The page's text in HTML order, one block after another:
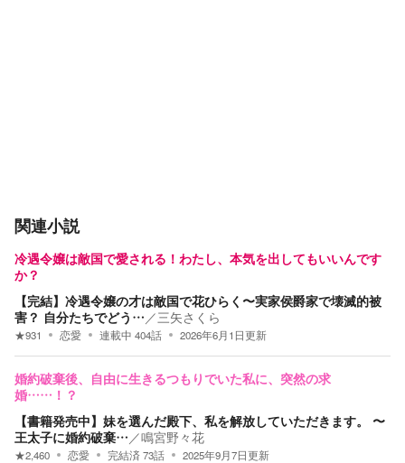
関連小説
冷遇令嬢は敵国で愛される！わたし、本気を出してもいいんです
か？
【完結】冷遇令嬢の才は敵国で花ひらく〜実家侯爵家で壊滅的被
害？ 自分たちでどう… ／三矢さくら
★931 恋愛 連載中 404話 2026年6月1日更新
婚約破棄後、自由に生きるつもりでいた私に、突然の求
婚……！？
【書籍発売中】妹を選んだ殿下、私を解放していただきます。 〜
王太子に婚約破棄… ／鳴宮野々花
★2,460 恋愛 完結済73話 2025年9月7日更新